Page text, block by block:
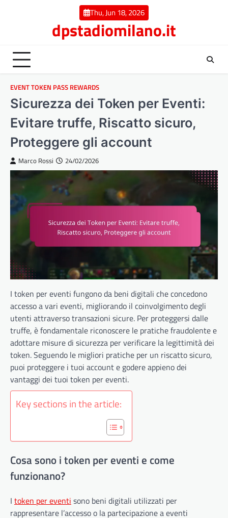
Thu, Jun 18, 2026
dpstadiomilano.it
EVENT TOKEN PASS REWARDS
Sicurezza dei Token per Eventi:
Evitare truffe, Riscatto sicuro,
Proteggere gli account
Marco Rossi 24/02/2026
I token per eventi fungono da beni digitali che concedono
accesso a vari eventi, migliorando il coinvolgimento degli
utenti attraverso transazioni sicure. Per proteggersi dalle
truffe, è fondamentale riconoscere le pratiche fraudolente e
adottare misure di sicurezza per verificare la legittimità dei
token. Seguendo le migliori pratiche per un riscatto sicuro,
puoi proteggere i tuoi account e godere appieno dei
vantaggi dei tuoi token per eventi.
Key sections in the article:
Cosa sono i token per eventi e come
funzionano?
I token per eventi sono beni digitali utilizzati per
rappresentare l’accesso o la partecipazione a eventi